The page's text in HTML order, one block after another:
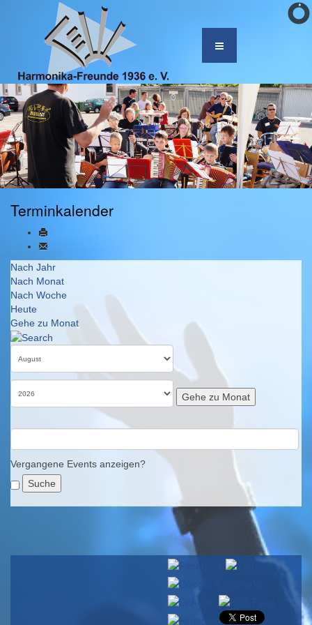
Terminkalender
Nach Jahr
Nach Monat
Nach Woche
Heute
Gehe zu Monat
Gehe zu Monat
Vergangene Events anzeigen?